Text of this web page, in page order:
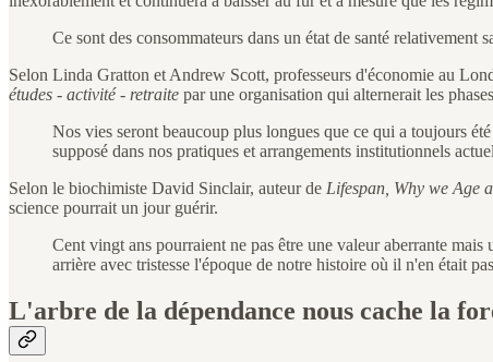
Ce sont des consommateurs dans un état de santé
Selon Linda Gratton et Andrew Scott, professeurs d'économie au
études - activité - retraite par une organisation qui alternerait les
Nos vies seront beaucoup plus longues que ce qui a toujours
supposé dans nos pratiques et arrangements institutionnels
Selon le biochimiste David Sinclair, auteur de Lifespan, Why we Age
science pourrait un jour guérir.
Cent vingt ans pourraient ne pas être une valeur aberrante
arrière avec tristesse l'époque de notre histoire où il n'en était
L'arbre de la dépendance nous cache la